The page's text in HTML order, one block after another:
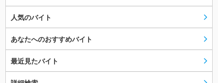
人気のバイト
あなたへのおすすめバイト
最近見たバイト